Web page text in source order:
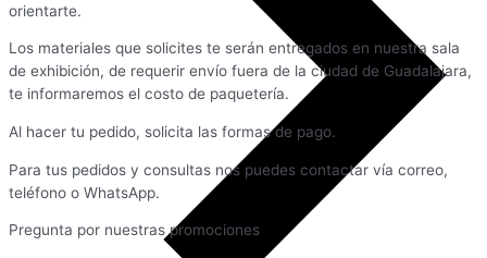
orientarte.
Los materiales que solicites te serán entregados en nuestra sala
de exhibición, de requerir envío fuera de la ciudad de Guadalajara,
te informaremos el costo de paquetería.
Al hacer tu pedido, solicita las formas de pago.
Para tus pedidos y consultas nos puedes contactar vía correo,
teléfono o WhatsApp.
Pregunta por nuestras promociones